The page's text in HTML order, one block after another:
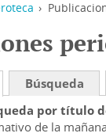
›
Búsqueda
por título
de la mañana